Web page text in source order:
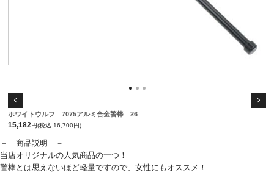
ホワイトウルフ 7075アルミ合金警棒 26
15,182円(税込 16,700円)
－ 商品説明 －
当店オリジナルの人気商品の一つ！
警棒とは思えないほど軽量ですので、女性にもオススメ！